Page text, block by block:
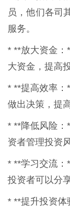
员，他们各司
服务。
* **放大资金：
大资金，提高
* **提高效率：
做出决策，提
* **降低风险：
资者管理投资
* **学习交流：
投资者可以分
* **提升投资体